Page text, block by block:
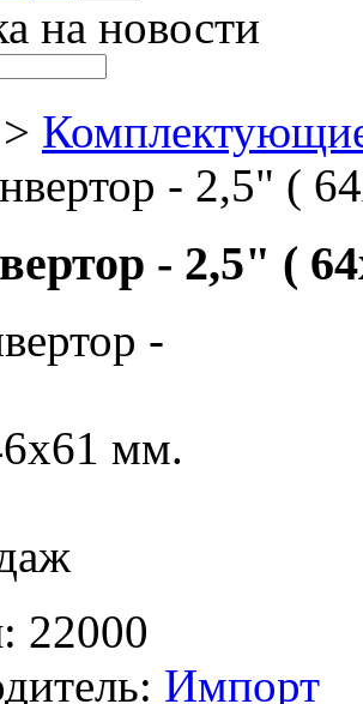
на новости
>
- 2,5" (
- 2,5" (
22000
Импорт